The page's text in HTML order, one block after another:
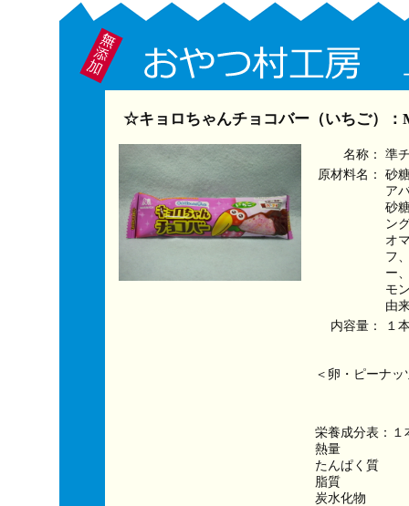
☆キョロちゃんチョコバー（いちご）
名称：
準
原材料名：
砂
ア
砂
ン
オ
フ
ー
モ
由
内容量：
１
＜卵・ピーナ
栄養成分表：１
熱量　　　　
たんぱく質　
脂質　　　　
炭水化物　　